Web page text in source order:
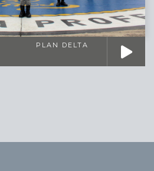
PLAN DELTA